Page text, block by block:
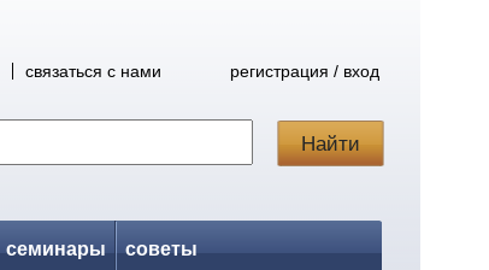
регистрация / вход
связаться с нами
семинары советы